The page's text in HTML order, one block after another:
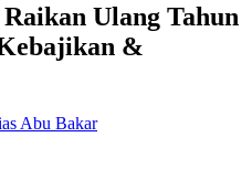
Ulang Tahun
&
Abu Bakar